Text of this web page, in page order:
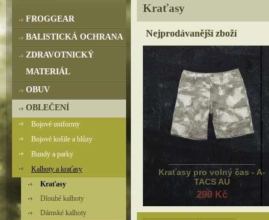
Kraťasy
Nejprodávanější zboží
Kraťasy pro volný čas - A-
TACS AU
290 Kč
FROGGEAR
BALISTICKÁ OCHRANA
ZDRAVOTNICKÝ
MATERIÁL
OBUV
OBLEČENÍ
Bojové uniformy
Bojové košile a blůzy
Bundy a parky
Kalhoty a kraťasy
Kraťasy
Dlouhé kalhoty
Dámské kalhoty